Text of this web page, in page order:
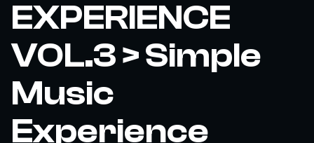
EXPERIENCE
VOL.3 > Simple
Music
Experience